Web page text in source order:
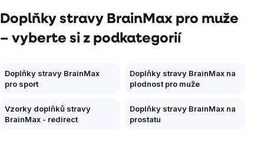
Doplňky stravy BrainMax pro muže
– vyberte si z podkategorií
Doplňky stravy BrainMax
pro sport
Doplňky stravy BrainMax na
plodnost pro muže
Vzorky doplňků stravy
BrainMax - redirect
Doplňky stravy BrainMax na
prostatu